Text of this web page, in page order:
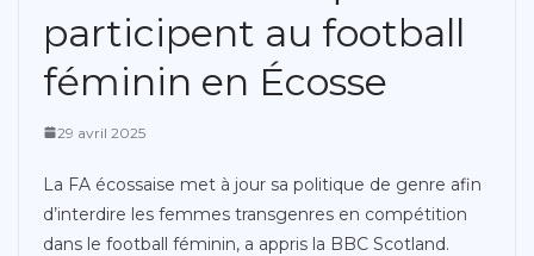
participent au football
féminin en Écosse
29 avril 2025
La FA écossaise met à jour sa politique de genre afin
d’interdire les femmes transgenres en compétition
dans le football féminin, a appris la BBC Scotland.